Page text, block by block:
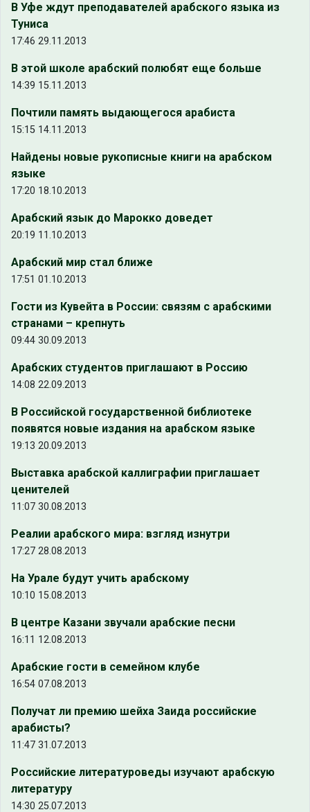
В Уфе ждут преподавателей арабского языка из
Туниса
17:46 29.11.2013
В этой школе арабский полюбят еще больше
14:39 15.11.2013
Почтили память выдающегося арабиста
15:15 14.11.2013
Найдены новые рукописные книги на арабском
языке
17:20 18.10.2013
Арабский язык до Марокко доведет
20:19 11.10.2013
Арабский мир стал ближе
17:51 01.10.2013
Гости из Кувейта в России: связям с арабскими
странами – крепнуть
09:44 30.09.2013
Арабских студентов приглашают в Россию
14:08 22.09.2013
В Российской государственной библиотеке
появятся новые издания на арабском языке
19:13 20.09.2013
Выставка арабской каллиграфии приглашает
ценителей
11:07 30.08.2013
Реалии арабского мира: взгляд изнутри
17:27 28.08.2013
На Урале будут учить арабскому
10:10 15.08.2013
В центре Казани звучали арабские песни
16:11 12.08.2013
Арабские гости в семейном клубе
16:54 07.08.2013
Получат ли премию шейха Заида российские
арабисты?
11:47 31.07.2013
Российские литературоведы изучают арабскую
литературу
14:30 25.07.2013